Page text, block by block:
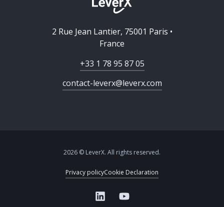
2 Rue Jean Lantier, 75001 Paris •
France
+33 1 78 95 87 05
contact-leverx@leverx.com
2026 © LeverX. All rights reserved.
Privacy policyCookie Declaration